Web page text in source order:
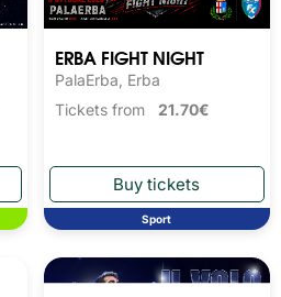
ERBA FIGHT NIGHT
PalaErba, Erba
Tickets from 21.70€
Sport